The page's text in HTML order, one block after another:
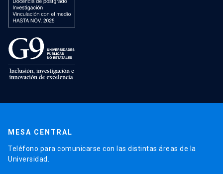
MESA CENTRAL
Teléfono para comunicarse con las distintas áreas de la
Universidad.